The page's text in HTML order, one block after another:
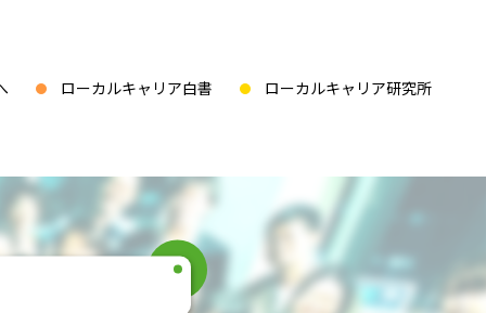
ローカルキャリア白書 ローカルキャリア研究所